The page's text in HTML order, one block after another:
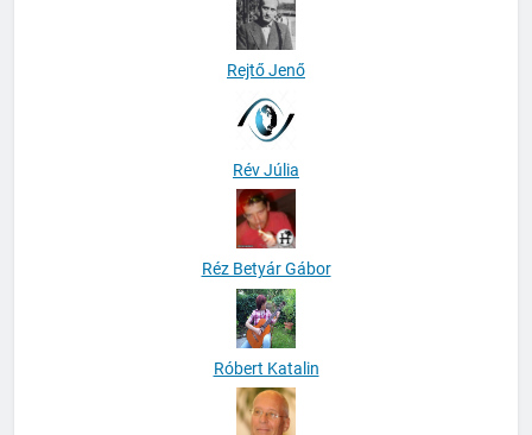
Rejtő Jenő
Rév Júlia
Réz Betyár Gábor
Róbert Katalin